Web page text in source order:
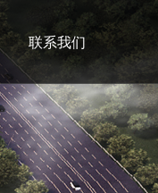
联系我们